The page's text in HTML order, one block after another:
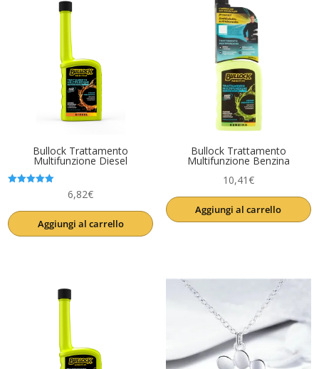
Bullock Trattamento
Multifunzione Diesel
6,82€
Aggiungi al carrello
Bullock Trattamento
Multifunzione Benzina
10,41€
Aggiungi al carrello